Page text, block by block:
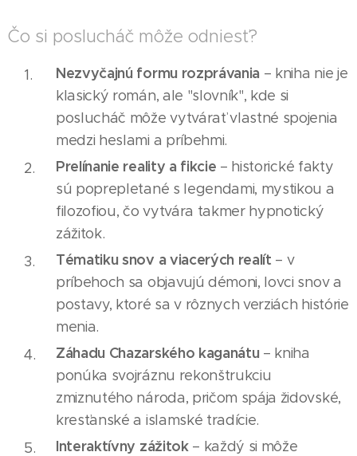
Čo si poslucháč môže odniesť?
Nezvyčajnú formu rozprávania – kniha nie je
klasický román, ale "slovník", kde si
poslucháč môže vytvárať vlastné spojenia
medzi heslami a príbehmi.
Prelínanie reality a fikcie – historické fakty
sú poprepletané s legendami, mystikou a
filozofiou, čo vytvára takmer hypnotický
zážitok.
Tématiku snov a viacerých realít – v
príbehoch sa objavujú démoni, lovci snov a
postavy, ktoré sa v rôznych verziách histórie
menia.
Záhadu Chazarského kaganátu– kniha
ponúka svojráznu rekonštrukciu
zmiznutého národa, pričom spája židovské,
kresťanské a islamské tradície.
Interaktívny zážitok– každý si môže